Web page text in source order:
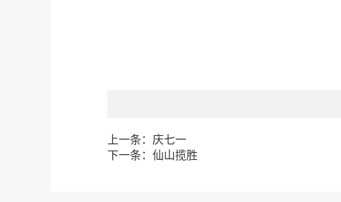
上一条： 庆七一
下一条： 仙山揽胜